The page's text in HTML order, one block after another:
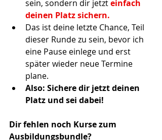
sein, sondern dir jetzteinfach
deinen Platz sichern.
Das ist deine letzte Chance, Teil
dieser Runde zu sein, bevor ich
eine Pause einlege und erst
später wieder neue Termine
plane.
Also: Sichere dir jetzt deinen
Platz und sei dabei!
Dir fehlen noch Kurse zum
Ausbildungsbundle?